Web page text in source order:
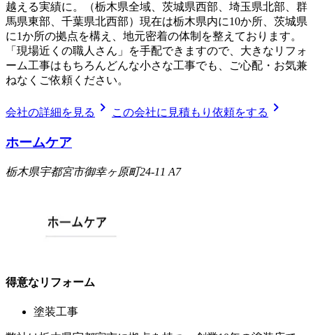
越える実績に。（栃木県全域、茨城県西部、埼玉県北部、群
馬県東部、千葉県北西部）現在は栃木県内に10か所、茨城県
に1か所の拠点を構え、地元密着の体制を整えております。
「現場近くの職人さん」を手配できますので、大きなリフォ
ーム工事はもちろんどんな小さな工事でも、ご心配・お気兼
ねなくご依頼ください。
会社の詳細を見る chevron_right この会社に見積もり依頼をする chevron_right
ホームケア
栃木県宇都宮市御幸ヶ原町24-11 A7
得意なリフォーム
塗装工事